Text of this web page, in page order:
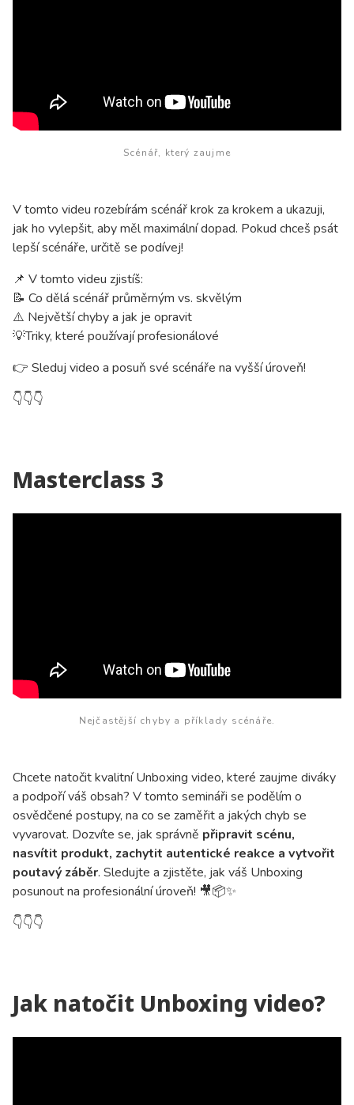
Scénář, který zaujme
V tomto videu rozebírám scénář krok za krokem a ukazuji,
jak ho vylepšit, aby měl maximální dopad. Pokud chceš psát
lepší scénáře, určitě se podívej!
📌 V tomto videu zjistíš:
📝 Co dělá scénář průměrným vs. skvělým
⚠️ Největší chyby a jak je opravit
💡Triky, které používají profesionálové
👉 Sleduj video a posuň své scénáře na vyšší úroveň!
👇👇👇
Masterclass 3
Nejčastější chyby a příklady scénáře.
Chcete natočit kvalitní Unboxing video, které zaujme diváky
a podpoří váš obsah? V tomto semináři se podělím o
osvědčené postupy, na co se zaměřit a jakých chyb se
vyvarovat. Dozvíte se, jak správně připravit scénu,
nasvítit produkt, zachytit autentické reakce a vytvořit
poutavý záběr. Sledujte a zjistěte, jak váš Unboxing
posunout na profesionální úroveň! 🎥📦✨
👇👇👇
Jak natočit Unboxing video?